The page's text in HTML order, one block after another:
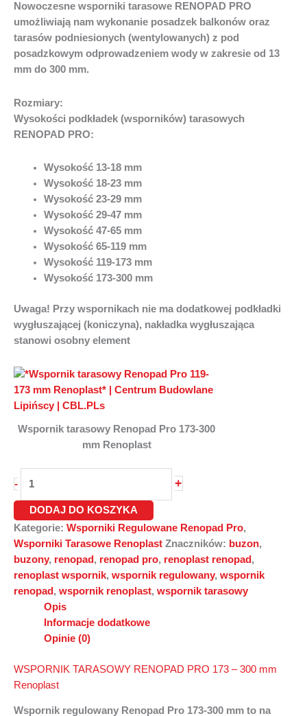
Nowoczesne wsporniki tarasowe RENOPAD PRO
umożliwiają nam wykonanie posadzek balkonów oraz
tarasów podniesionych (wentylowanych) z pod
posadzkowym odprowadzeniem wody w zakresie od 13
mm do 300 mm.
Rozmiary:
Wysokości podkładek (wsporników) tarasowych
RENOPAD PRO:
Wysokość 13-18 mm
Wysokość 18-23 mm
Wysokość 23-29 mm
Wysokość 29-47 mm
Wysokość 47-65 mm
Wysokość 65-119 mm
Wysokość 119-173 mm
Wysokość 173-300 mm
Uwaga! Przy wspornikach nie ma dodatkowej podkładki
wygłuszającej (koniczyna), nakładka wygłuszająca
stanowi osobny element
Wspornik tarasowy Renopad Pro 173-300
mm Renoplast
- +
DODAJ DO KOSZYKA
Kategorie: Wsporniki Regulowane Renopad Pro,
Wsporniki Tarasowe Renoplast Znaczników: buzon,
buzony, renopad , renopad pro, renoplast renopad ,
renoplast wspornik, wspornik regulowany, wspornik
renopad , wspornik renoplast, wspornik tarasowy
Opis
Informacje dodatkowe
Opinie (0)
WSPORNIK TARASOWY RENOPAD PRO 173 – 300 mm
Renoplast
Wspornik regulowany Renopad Pro 173-300 mm to na